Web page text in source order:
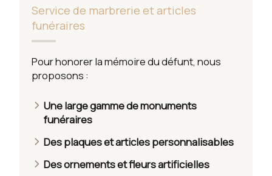
Service de marbrerie et articles
funéraires
Pour honorer la mémoire du défunt, nous
proposons :
Une large gamme de monuments
funéraires
Des plaques et articles personnalisables
Des ornements et fleurs artificielles